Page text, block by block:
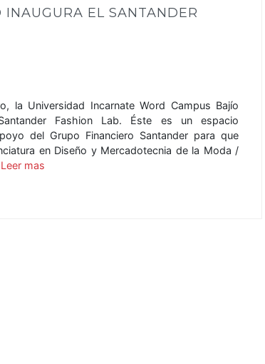
EL SANTANDER
la Universidad Incarnate Word Campus Bajío
Fashion Lab. Éste es un espacio
del Grupo Financiero Santander para que
en Diseño y Mercadotecnia de la Moda /
Leer mas